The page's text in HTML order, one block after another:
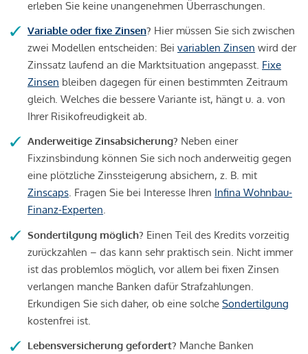
erleben Sie keine unangenehmen Überraschungen.
Variable oder fixe Zinsen? Hier müssen Sie sich zwischen
zwei Modellen entscheiden: Bei variablen Zinsen wird der
Zinssatz laufend an die Marktsituation angepasst. Fixe
Zinsen bleiben dagegen für einen bestimmten Zeitraum
gleich. Welches die bessere Variante ist, hängt u. a. von
Ihrer Risikofreudigkeit ab.
Anderweitige Zinsabsicherung? Neben einer
Fixzinsbindung können Sie sich noch anderweitig gegen
eine plötzliche Zinssteigerung absichern, z. B. mit
Zinscaps. Fragen Sie bei Interesse Ihren Infina Wohnbau-
Finanz-Experten.
Sondertilgung möglich? Einen Teil des Kredits vorzeitig
zurückzahlen – das kann sehr praktisch sein. Nicht immer
ist das problemlos möglich, vor allem bei fixen Zinsen
verlangen manche Banken dafür Strafzahlungen.
Erkundigen Sie sich daher, ob eine solche Sondertilgung
kostenfrei ist.
Lebensversicherung gefordert? Manche Banken